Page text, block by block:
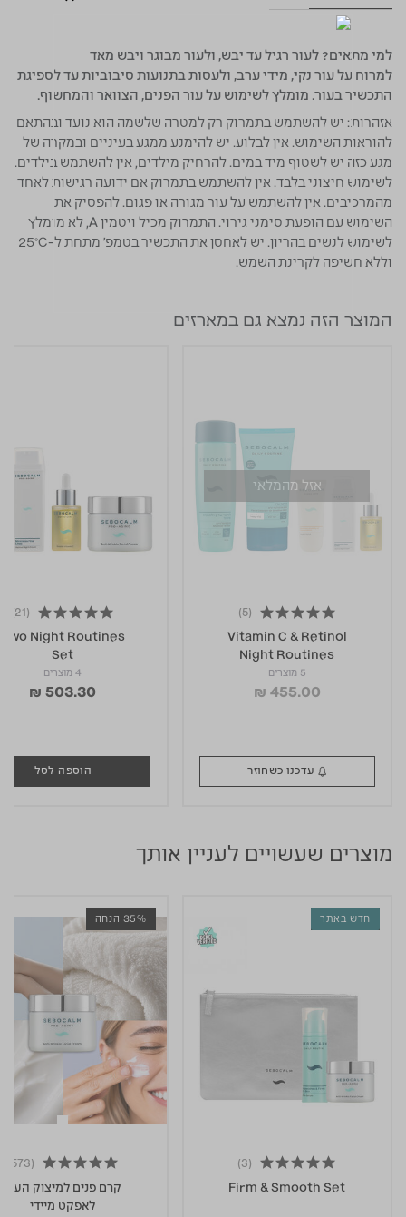
למי מתאים? לעור רגיל עד יבש, ולעור מבוגר ויבש מאד
למרוח על עור נקי, מידי ערב, ולעסות בתנועות סיבוביות עד לספיגת
התכשיר בעור. מומלץ לשימוש על עור הפנים, הצוואר והמחשוף.
אזהרות: יש להשתמש בתמרוק רק למטרה שלשמה הוא נועד ובהתאם
להוראות השימוש. אין לבלוע. יש להימנע ממגע בעיניים ובמקרה של
מגע כזה יש לשטוף מיד במים. להרחיק מילדים, אין להשתמש בילדים.
לשימוש חיצוני בלבד. אין להשתמש בתמרוק אם ידועה רגישות לאחד
מהמרכיבים. אין להשתמש על עור מגורה או פגום. להפסיק את
השימוש עם הופעת סימני גירוי. התמרוק מכיל ויטמין A, לא מומלץ
לשימוש לנשים בהריון. יש לאחסן את התכשיר בטמפ' מתחת ל-25°C
וללא חשיפה לקרינת השמש.
המוצר הזה נמצא גם במארזים
אזל מהמלאי
4.8 star rating
(5)
Vitamin C & Retinol
Night Routines
5 מוצרים
₪ 455.00
4.8 star rating
(21)
Two Night Routines
Set
4 מוצרים
₪ 503.30
הוספה לסל
מוצרים שעשויים לעניין אותך
חדש באתר
(3)
Firm & Smooth Set
35% הנחה
(573)
קרם פנים למיצוק העור
לאפקט מיידי